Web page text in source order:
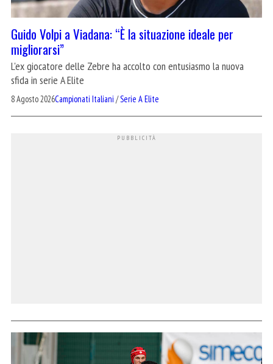
Guido Volpi a Viadana: “È la situazione ideale per
migliorarsi”
L'ex giocatore delle Zebre ha accolto con entusiasmo la nuova
sfida in serie A Elite
8 Agosto 2026Campionati Italiani /Serie A Elite